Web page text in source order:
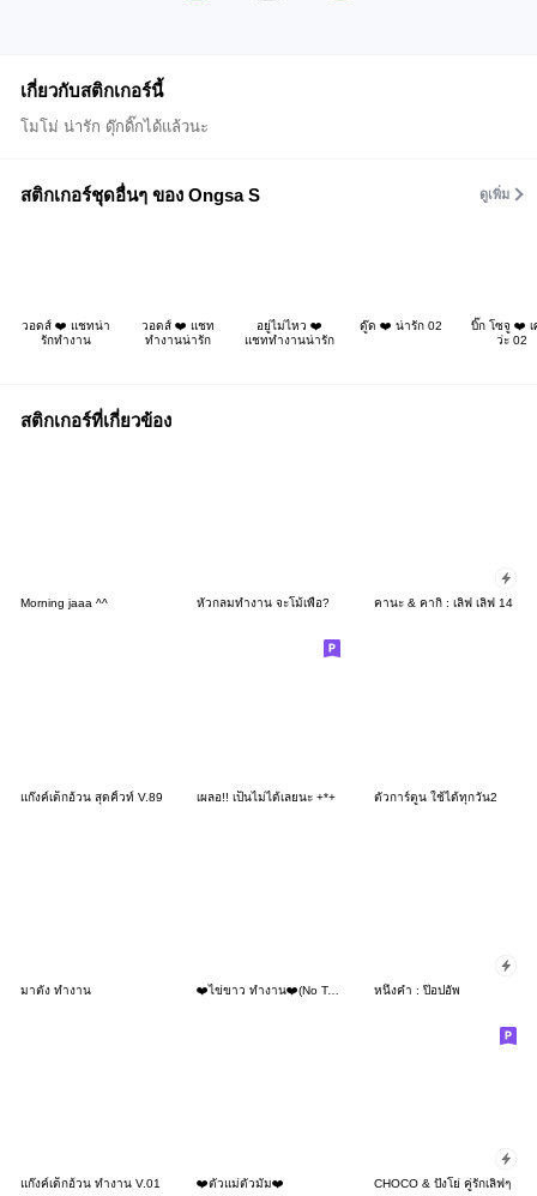
เกี่ยวกับสติกเกอร์นี้
โมโม่ น่ารัก ดุ๊กดิ๊กได้แล้วนะ
สติกเกอร์ชุดอื่นๆ ของ Ongsa S ดูเพิ่ม
วอดส์ ❤️ แชทน่า
รักทำงาน
วอดส์ ❤️ แชท
ทำงานน่ารัก
อยู่ไม่ไหว ❤️
แชททำงานน่ารัก
ดู๊ด ❤️ น่ารัก 02
บิ๊ก โซจู ❤️ เ
ว่ะ 02
สติกเกอร์ที่เกี่ยวข้อง
Morning jaaa ^^ หัวกลมทำงาน จะโม้เพื่อ? คานะ & คากิ : เลิฟ เลิฟ 14
แก๊งค์เด็กอ้วน สุดคิ้วท์ V.89 เผลอ!! เป็นไม่ได้เลยนะ +*+ ตัวการ์ตูน ใช้ได้ทุกวัน2
มาตัง ทำงาน ❤️ไข่ขาว ทำงาน❤️(No Text) หนึ่งคำ : ป๊อปอัพ
แก๊งค์เด็กอ้วน ทำงาน V.01 ❤️ตัวแม่ตัวมัม❤️ CHOCO & ปังโย่ คู่รักเลิฟๆ